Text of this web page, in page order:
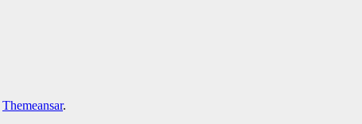
Themeansar.